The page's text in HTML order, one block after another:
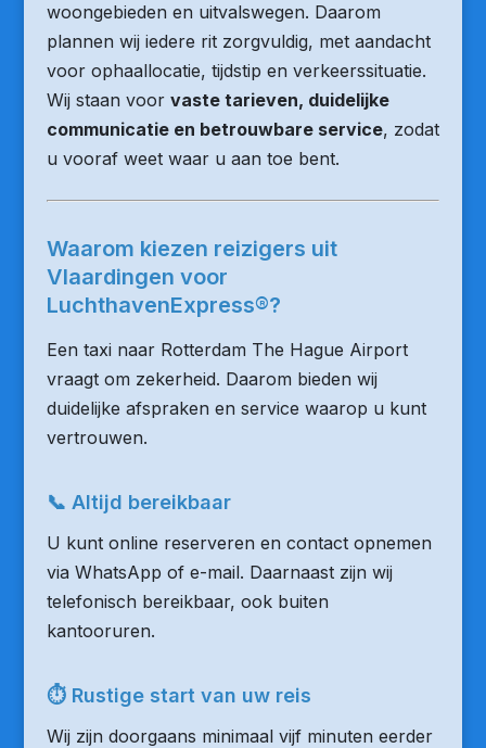
woongebieden en uitvalswegen. Daarom
plannen wij iedere rit zorgvuldig, met aandacht
voor ophaallocatie, tijdstip en verkeerssituatie.
Wij staan voor vaste tarieven, duidelijke
communicatie en betrouwbare service, zodat
u vooraf weet waar u aan toe bent.
Waarom kiezen reizigers uit
Vlaardingen voor
LuchthavenExpress®?
Een taxi naar Rotterdam The Hague Airport
vraagt om zekerheid. Daarom bieden wij
duidelijke afspraken en service waarop u kunt
vertrouwen.
📞 Altijd bereikbaar
U kunt online reserveren en contact opnemen
via WhatsApp of e-mail. Daarnaast zijn wij
telefonisch bereikbaar, ook buiten
kantooruren.
⏱ Rustige start van uw reis
Wij zijn doorgaans minimaal vijf minuten eerder